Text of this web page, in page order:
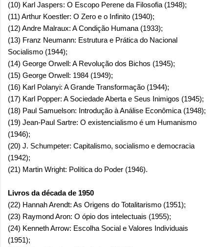
(10) Karl Jaspers: O Escopo Perene da Filosofia (1948);
(11) Arthur Koestler: O Zero e o Infinito (1940);
(12) Andre Malraux: A Condição Humana (1933);
(13) Franz Neumann: Estrutura e Prática do Nacional
Socialismo (1944);
(14) George Orwell: A Revolução dos Bichos (1945);
(15) George Orwell: 1984 (1949);
(16) Karl Polanyi: A Grande Transformação (1944);
(17) Karl Popper: A Sociedade Aberta e Seus Inimigos (1945);
(18) Paul Samuelson: Introdução à Análise Econômica (1948);
(19) Jean-Paul Sartre: O existencialismo é um Humanismo
(1946);
(20) J. Schumpeter: Capitalismo, socialismo e democracia
(1942);
(21) Martin Wright: Política do Poder (1946).
Livros da década de 1950
(22) Hannah Arendt: As Origens do Totalitarismo (1951);
(23) Raymond Aron: O ópio dos intelectuais (1955);
(24) Kenneth Arrow: Escolha Social e Valores Individuais
(1951);